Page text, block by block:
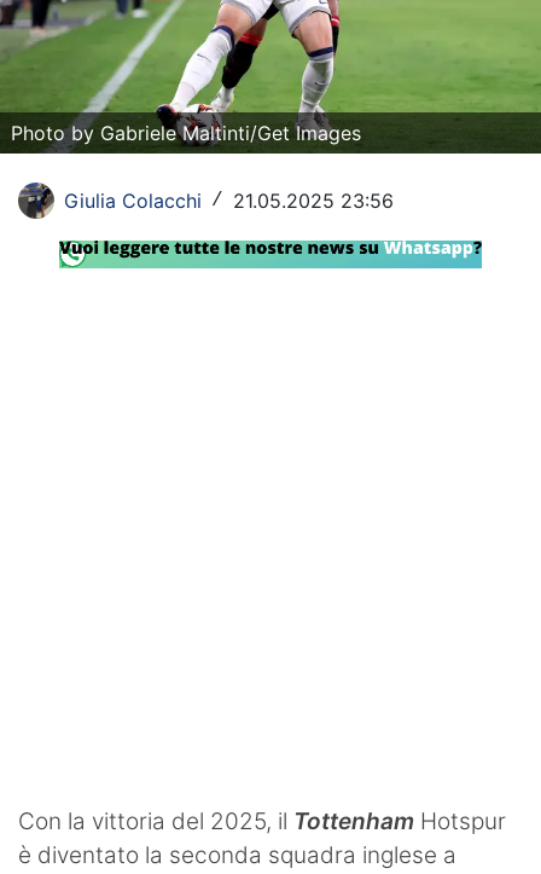
Champions League
Europa League
Altri Sport
Formula 1
Tennis
Photo by Gabriele Maltinti/Get Images
Giulia Colacchi / 21.05.2025 23:56
Con la vittoria del 2025, il Tottenham Hotspur
è diventato la seconda squadra inglese a